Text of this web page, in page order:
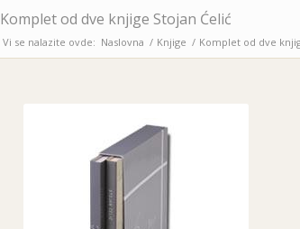
Komplet od dve knjige Stojan Ćelić
Vi se nalazite ovde: Naslovna / Knjige / Komplet od dve